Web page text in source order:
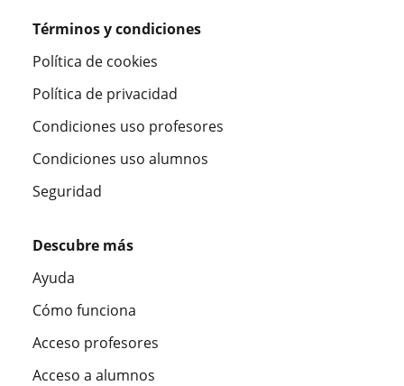
Términos y condiciones
Política de cookies
Política de privacidad
Condiciones uso profesores
Condiciones uso alumnos
Seguridad
Descubre más
Ayuda
Cómo funciona
Acceso profesores
Acceso a alumnos